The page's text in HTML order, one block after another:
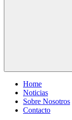
Home
Noticias
Sobre Nosotros
Contacto